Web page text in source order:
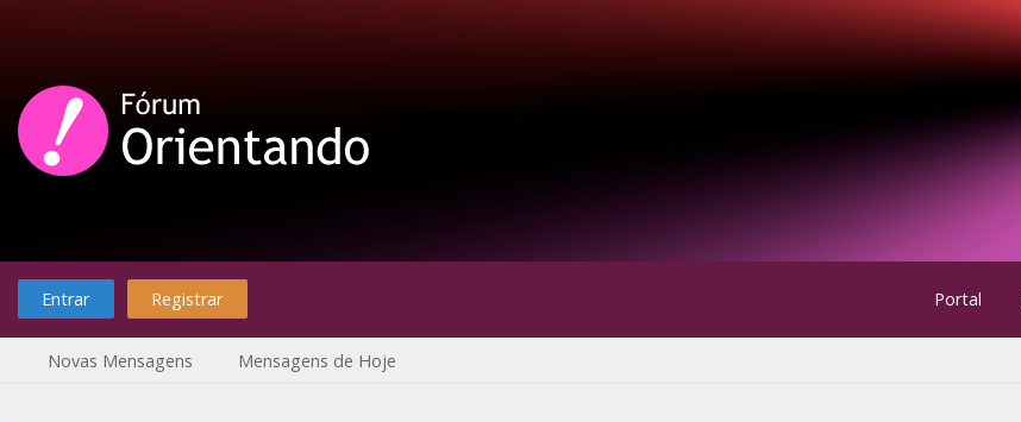
Entrar Registrar Portal
Novas Mensagens Mensagens de Hoje